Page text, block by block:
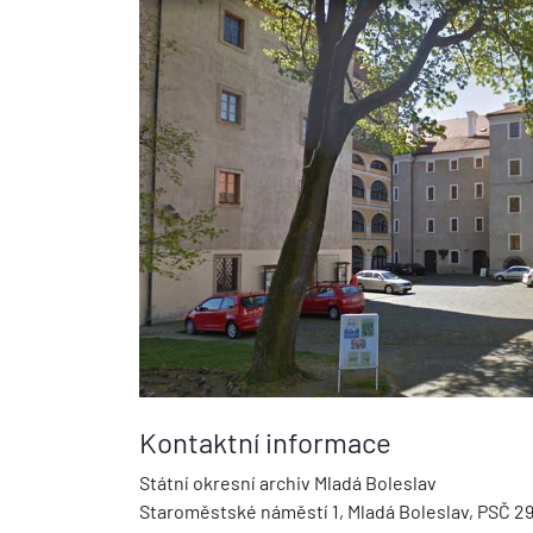
Kontaktní informace
Státní okresní archiv Mladá Boleslav
Staroměstské náměstí 1, Mladá Boleslav, PSČ